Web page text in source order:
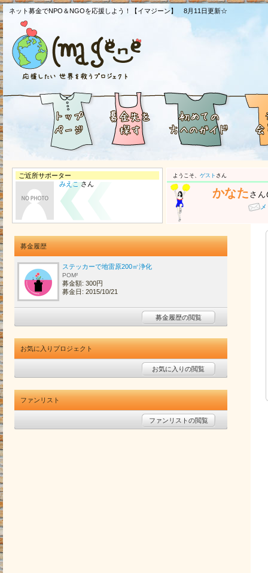
ネット募金でNPO＆NGOを応援しよう！【イマジーン】 8月11日更新☆
ご近所サポーター
みえこさん
ようこそ、 ゲスト さん
かなた さん
募金履歴
ステッカーで地雷原200㎡浄化
POM²
募金額: 300円
募金日: 2015/10/21
募金履歴の閲覧
お気に入りプロジェクト
お気に入りの閲覧
ファンリスト
ファンリストの閲覧